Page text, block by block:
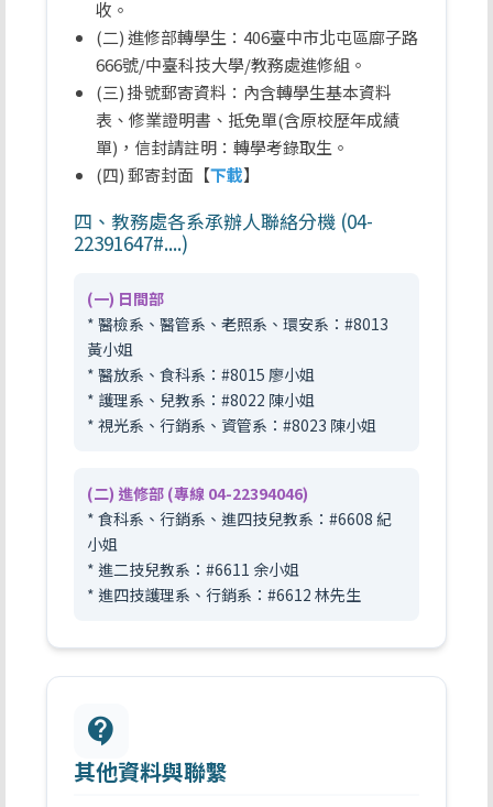
收。
(二) 進修部轉學生：406臺中市北屯區廍子路
666號/中臺科技大學/教務處進修組。
(三) 掛號郵寄資料：內含轉學生基本資料
表、修業證明書、抵免單(含原校歷年成績
單)，信封請註明：轉學考錄取生。
(四) 郵寄封面【下載】
四、教務處各系承辦人聯絡分機 (04-
22391647#....)
(一) 日間部
* 醫檢系、醫管系、老照系、環安系：#8013
黃小姐
* 醫放系、食科系：#8015 廖小姐
* 護理系、兒教系：#8022 陳小姐
* 視光系、行銷系、資管系：#8023 陳小姐
(二) 進修部 (專線 04-22394046)
* 食科系、行銷系、進四技兒教系：#6608 紀
小姐
* 進二技兒教系：#6611 余小姐
* 進四技護理系、行銷系：#6612 林先生
contact_support
其他資料與聯繫